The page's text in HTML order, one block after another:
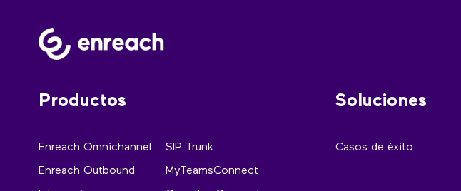
Productos
Enreach Omnichannel
Enreach Outbound
SIP Trunk
MyTeamsConnect
Soluciones
Casos de éxito